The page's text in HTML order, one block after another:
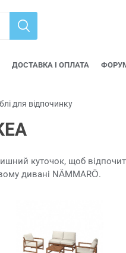
ДОСТАВКА І ОПЛАТА
для відпочинку
куточок, щоб
дивані NÄMMARÖ.